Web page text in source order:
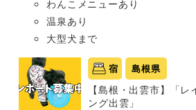
わんこメニューあり
温泉あり
大型犬まで
宿 島根県
【島根・出雲市】「
ング出雲」